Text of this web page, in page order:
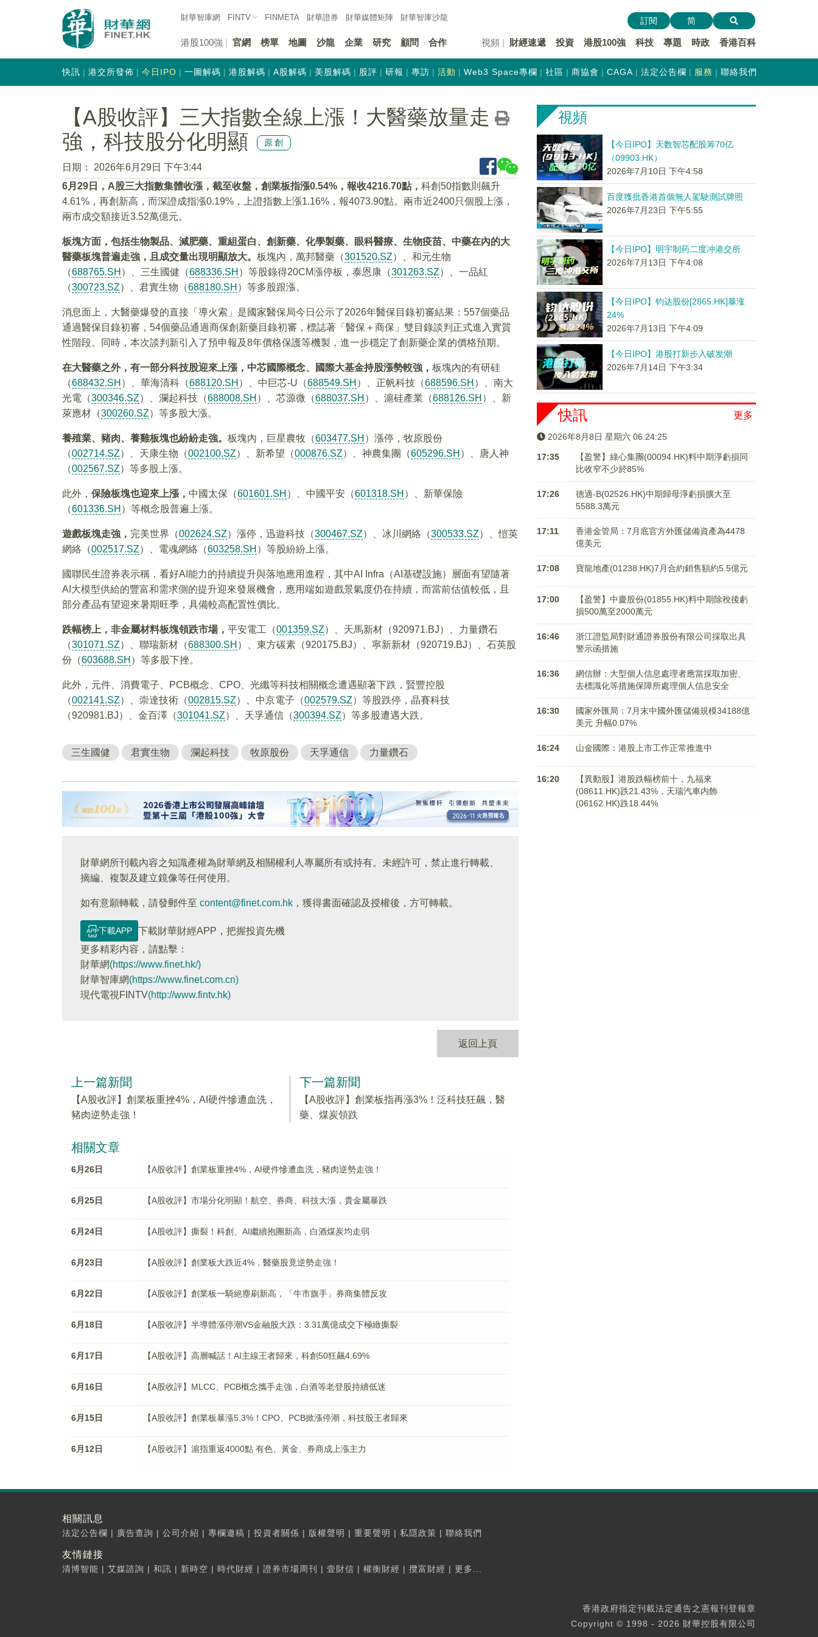
財華智庫網 FINTV FINMETA 財華證券 財華媒體矩陣 財華智庫沙龍
港股100強 官網 榜單 地圖 沙龍 企業 研究 顧問 合作 視頻 財經速遞 投資 港股100強 科技 專題 時政 香港百科
訂閱 简
快訊 港交所發佈 今日IPO 一圖解碼 港股解碼 A股解碼 美股解碼 股評 研報 專訪 活動 Web3 Space專欄 社區 商協會 CAGA 法定公告欄 服務 聯絡我們
【A股收評】三大指數全線上漲！大醫藥放量走
強，科技股分化明顯
原創
日期：
2026年6月29日 下午3:44
6月29 日，A股三大指數集體收漲，截至收盤，創業板指漲0.54% ，報收4216.70點， 科創50指數則飆升
4.61%，再創新高，而深證成指漲0.19%，上證指數上漲1.16%，報4073.90點。兩市近2400只個股上漲，
兩市成交額接近3.52萬億元。
板塊方面，包括生物製品、減肥藥、重組蛋白、創新藥、化學製藥、眼科醫療、生物疫苗、中藥在內的大
醫藥板塊普遍走強，且成交量出現明顯放大。 板塊內，萬邦醫藥（301520.SZ）、和元生物
（688765.SH ）、三生國健（688336.SH ）等股錄得20CM漲停板，泰恩康（301263.SZ）、一品紅
（300723.SZ）、君實生物（688180.SH ）等多股跟漲。
消息面上，大醫藥爆發的直接「導火索」是國家醫保局今日公示了2026年醫保目錄初審結果：557個藥品
通過醫保目錄初審，54個藥品通過商保創新藥目錄初審，標誌著「醫保＋商保」雙目錄談判正式進入實質
性階段。同時，本次談判新引入了預申報及8年價格保護等機製，進一步穩定了創新藥企業的價格預期。
在大醫藥之外，有一部分科技股迎來上漲，中芯國際概念、國際大基金持股漲勢較強， 板塊內的有研硅
（688432.SH ）、華海清科（688120.SH ）、中巨芯-U（688549.SH ）、正帆科技（688596.SH ）、南大
光電（300346.SZ）、瀾起科技（688008.SH ）、芯源微（688037.SH ）、滬硅產業（688126.SH ）、新
萊應材（300260.SZ）等多股大漲。
養殖業、豬肉、養雞板塊也紛紛走強。 板塊內，巨星農牧（603477.SH ）漲停，牧原股份
（002714.SZ）、天康生物（002100.SZ）、新希望（000876.SZ）、神農集團（605296.SH ）、唐人神
（002567.SZ）等多股上漲。
此外， 保險板塊也迎來上漲， 中國太保（601601.SH ）、中國平安（601318.SH ）、新華保險
（601336.SH ）等概念股普遍上漲。
遊戲板塊走強， 完美世界（002624.SZ）漲停，迅遊科技（300467.SZ）、冰川網絡（300533.SZ）、愷英
網絡（002517.SZ）、電魂網絡（603258.SH ）等股紛紛上漲。
國聯民生證券表示稱，看好AI能力的持續提升與落地應用進程，其中AI Infra（AI基礎設施）層面有望隨著
AI大模型供給的豐富和需求側的提升迎來發展機會，應用端如遊戲景氣度仍在持續，而當前估值較低，且
部分產品有望迎來暑期旺季，具備較高配置性價比。
跌幅榜上，非金屬材料板塊領跌市場， 平安電工（001359.SZ）、天馬新材（920971.BJ）、力量鑽石
（301071.SZ）、聯瑞新材（688300.SH ）、東方碳素（920175.BJ）、寧新新材（920719.BJ）、石英股
份（603688.SH ）等多股下挫。
此外，元件、消費電子、PCB概念、CPO、光纖等科技相關概念遭遇顯著下跌，賢豐控股
（002141.SZ）、崇達技術（002815.SZ）、中京電子（002579.SZ）等股跌停，晶賽科技
（920981.BJ）、金百澤（301041.SZ）、天孚通信（300394.SZ）等多股遭遇大跌。
三生國健 君實生物 瀾起科技 牧原股份 天孚通信 力量鑽石
財華網所刊載內容之知識產權為財華網及相關權利人專屬所有或持有。未經許可，禁止進行轉載、
摘編、複製及建立鏡像等任何使用。
如有意願轉載，請發郵件至 content@finet.com.hk ，獲得書面確認及授權後，方可轉載。
下載APP
下載財華財經APP，把握投資先機
更多精彩内容，請點擊：
財華網(https://www.finet.hk/)
財華智庫網(https://www.finet.com.cn)
現代電視FINTV(http://www.fintv.hk)
返回上頁
上一篇新聞
【A股收評】創業板重挫4%，AI硬件慘遭血洗，
豬肉逆勢走強！
下一篇新聞
【A股收評】創業板指再漲3%！泛科技狂飆，醫
藥、煤炭領跌
相關文章
6月26日 【A股收評】創業板重挫4%，AI硬件慘遭血洗，豬肉逆勢走強！
6月25日 【A股收評】市場分化明顯！航空、券商、科技大漲，貴金屬暴跌
6月24日 【A股收評】撕裂！科創、AI繼續抱團新高，白酒煤炭均走弱
6月23日 【A股收評】創業板大跌近4%，醫藥股竟逆勢走強！
6月22日 【A股收評】創業板一騎絕塵刷新高，「牛市旗手」券商集體反攻
6月18日 【A股收評】半導體漲停潮VS金融股大跌：3.31萬億成交下極緻撕裂
6月17日 【A股收評】高層喊話！AI主線王者歸來，科創50狂飆4.69%
6月16日 【A股收評】MLCC、PCB概念攜手走強，白酒等老登股持續低迷
6月15日 【A股收評】創業板暴漲5.3%！CPO、PCB掀漲停潮，科技股王者歸來
6月12日 【A股收評】滬指重返4000點 有色、黃金、券商成上漲主力
視頻
【今日IPO】天数智芯配股筹70亿
（09903.HK）
2026年7月10日 下午4:58
百度獲批香港首個無人駕駛測試牌照
2026年7月23日 下午5:55
【今日IPO】明宇制药二度冲港交所
2026年7月13日 下午4:08
【今日IPO】钧达股份[2865.HK]暴涨
24%
2026年7月13日 下午4:09
【今日IPO】港股打新步入破发潮
2026年7月14日 下午3:34
更多
快訊
2026年8月8日 星期六 06:24:25
17:35
【盈警】綠心集團(00094.HK)料中期淨虧損同
比收窄不少於85%
17:26
德適-B(02526.HK)中期歸母淨虧損擴大至
5588.3萬元
17:11
香港金管局：7月底官方外匯儲備資產為4478
億美元
17:08 寶龍地產(01238.HK)7月合約銷售額約5.5億元
17:00
【盈警】中慶股份(01855.HK)料中期除稅後虧
損500萬至2000萬元
16:46
浙江證監局對財通證券股份有限公司採取出具
警示函措施
16:36
網信辦：大型個人信息處理者應當採取加密、
去標識化等措施保障所處理個人信息安全
16:30
國家外匯局：7月末中國外匯儲備規模34188億
美元 升幅0.07%
16:24 山金國際：港股上市工作正常推進中
16:20
【異動股】港股跌幅榜前十，九福來
(08611.HK)跌21.43%，天瑞汽車内飾
(06162.HK)跌18.44%
相關訊息
法定公告欄 | 廣告查詢 | 公司介紹 | 專欄邀稿 | 投資者關係 | 版權聲明 | 重要聲明 | 私隱政策 | 聯絡我們
友情鏈接
清博智能 | 艾媒諮詢 | 和訊 | 新時空 | 時代財經 | 證券市場周刊 | 壹財信 | 權衡財經 | 攬富財經 | 更多...
香港政府指定刊載法定通告之憲報刊登報章
Copyright © 1998 - 2026 財華控股有限公司